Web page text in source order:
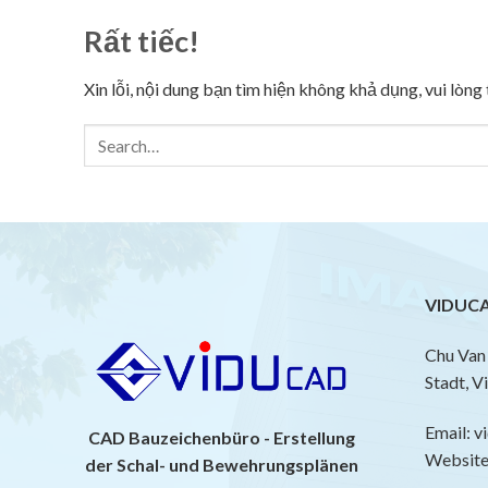
Rất tiếc!
Xin lỗi, nội dung bạn tìm hiện không khả dụng, vui
CAD Bauzeichenbüro - Erstellung
der Schal- und Bewehrungsplänen
Chu
Stadt,
Email: